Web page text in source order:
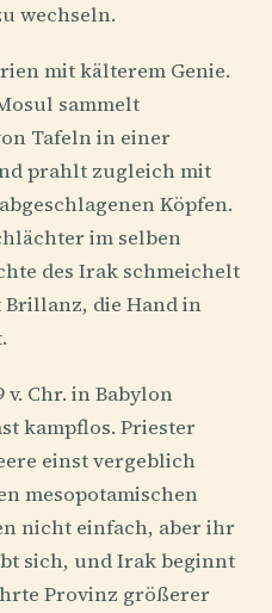
wechseln.
mit kälterem Genie.
sammelt
Tafeln in einer
prahlt zugleich mit
Köpfen.
im selben
des Irak schmeichelt
Brillanz, die Hand in
v. Chr. in Babylon
kampflos. Priester
einst vergeblich
mesopotamischen
nicht einfach, aber ihr
sich, und Irak beginnt
Provinz größerer